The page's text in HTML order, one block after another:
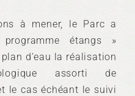
à mener, le Parc a
étangs »
d’eau la réalisation
assorti de
le cas échéant le suivi